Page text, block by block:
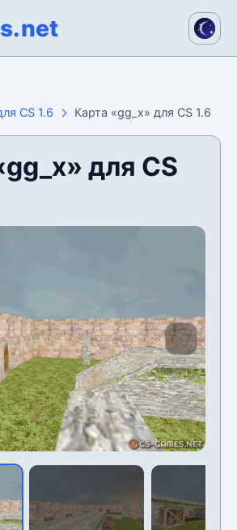
CS 1.6 Карта «gg_x» для CS 1.6
для CS